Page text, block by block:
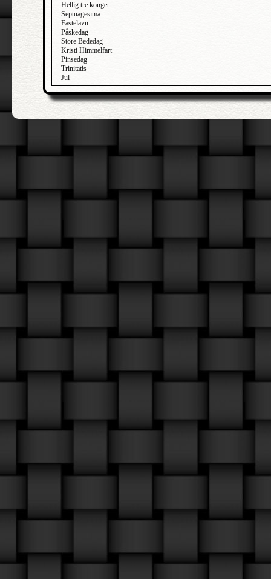
Hellig tre konger
Septuagesima
Fastelavn
Påskedag
Store Bededag
Kristi Himmelfart
Pinsedag
Trinitatis
Jul